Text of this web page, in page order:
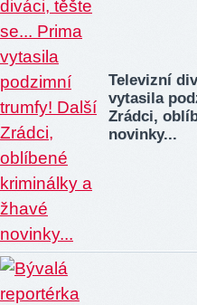
Televizní
vytasila
Zrádci,
novinky...